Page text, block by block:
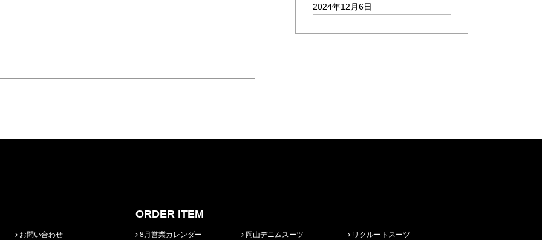
2024年12月6日
お問い合わせ
ORDER ITEM
8月営業カレンダー 岡山デニムスーツ リクルートスーツ